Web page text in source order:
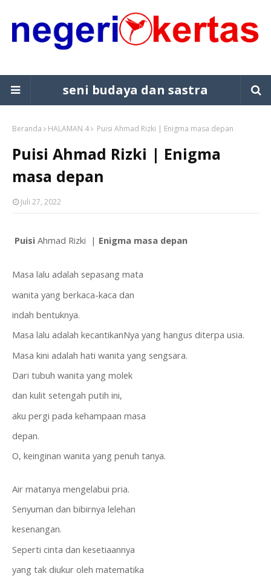
seni budaya dan sastra
Beranda HALAMAN 4 Puisi Ahmad Rizki | Enigma masa depan
Puisi Ahmad Rizki | Enigma
masa depan
Juli 27, 2022
Puisi Ahmad Rizki  | Enigma masa depan
Masa lalu adalah sepasang mata
wanita yang berkaca-kaca dan
indah bentuknya.
Masa lalu adalah kecantikanNya yang hangus diterpa usia.
Masa kini adalah hati wanita yang sengsara.
Dari tubuh wanita yang molek
dan kulit setengah putih ini,
aku pergi pada kehampaan masa
depan.
O, keinginan wanita yang penuh tanya.
Air matanya mengelabui pria.
Senyuman dan bibirnya lelehan
kesenangan.
Seperti cinta dan kesetiaannya
yang tak diukur oleh matematika